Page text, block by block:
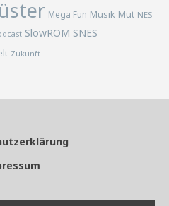
Mega Fun Musik Mut NES
SlowROM SNES
Zukunft